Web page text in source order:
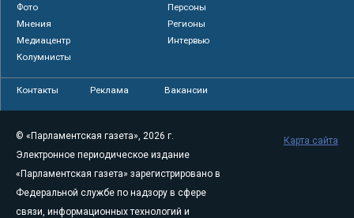
Фото
Персоны
Мнения
Регионы
Медиацентр
Интервью
Колумнисты
Контакты Реклама Вакансии
© «Парламентская газета», 2026 г.
Электронное периодическое издание
«Парламентская газета» зарегистрировано в
Федеральной службе по надзору в сфере
связи, информационных технологий и
Карта сайта